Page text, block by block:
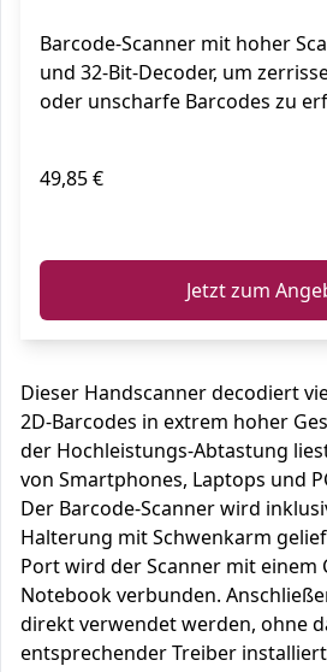
Barcode-Scanner mit hoher
und 32-Bit-Decoder, um
oder unscharfe Barcodes zu
49,85 €
Jetzt zum
Dieser Handscanner decodiert
2D-Barcodes in extrem hoher
der Hochleistungs-Abtastung
von Smartphones, Laptops und
Der Barcode-Scanner wird
Halterung mit Schwenkarm
Port wird der Scanner mit einem
Notebook verbunden.
direkt verwendet werden, ohne
entsprechender Treiber